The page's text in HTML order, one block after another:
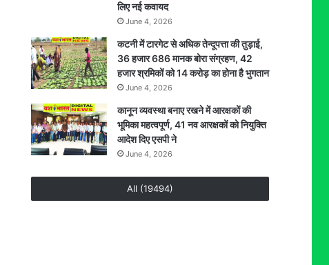
लिए नई कवायद
June 4, 2026
कटनी में टारगेट से अधिक तेन्दूपत्ता की तुड़ाई,
36 हजार 686 मानक बोरा संग्रहण, 42
हजार श्रमिकों को 14 करोड़ का होना है भुगतान
June 4, 2026
कानून व्यवस्था बनाए रखने में आरक्षकों की
भूमिका महत्वपूर्ण, 41 नव आरक्षकों को नियुक्ति
आदेश दिए एसपी ने
June 4, 2026
All (19494)